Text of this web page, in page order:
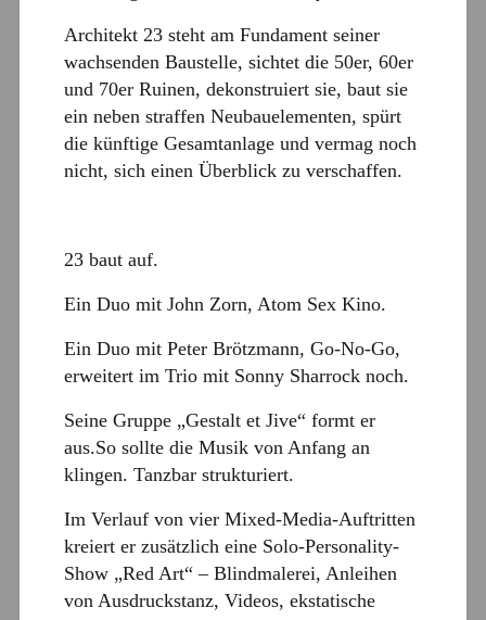
Architekt 23 steht am Fundament seiner
wachsenden Baustelle, sichtet die 50er, 60er
und 70er Ruinen, dekonstruiert sie, baut sie
ein neben straffen Neubauelementen, spürt
die künftige Gesamtanlage und vermag noch
nicht, sich einen Überblick zu verschaffen.
23 baut auf.
Ein Duo mit John Zorn, Atom Sex Kino.
Ein Duo mit Peter Brötzmann, Go-No-Go,
erweitert im Trio mit Sonny Sharrock noch.
Seine Gruppe „Gestalt et Jive“ formt er
aus.So sollte die Musik von Anfang an
klingen. Tanzbar strukturiert.
Im Verlauf von vier Mixed-Media-Auftritten
kreiert er zusätzlich eine Solo-Personality-
Show „Red Art“ – Blindmalerei, Anleihen
von Ausdruckstanz, Videos, ekstatische